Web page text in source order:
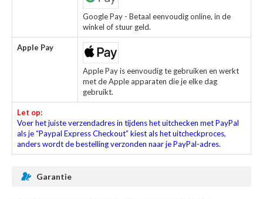
Google Pay - Betaal eenvoudig online, in de
winkel of stuur geld.
Apple Pay
Apple Pay is eenvoudig te gebruiken en werkt
met de Apple apparaten die je elke dag
gebruikt.
Let op:
Voer het juiste verzendadres in tijdens het uitchecken met PayPal
als je “Paypal Express Checkout” kiest als het uitcheckproces,
anders wordt de bestelling verzonden naar je PayPal-adres.
Garantie